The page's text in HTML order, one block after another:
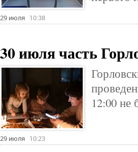
29 июля 10:38
30 июля часть
12:00 не
29 июля 10:23